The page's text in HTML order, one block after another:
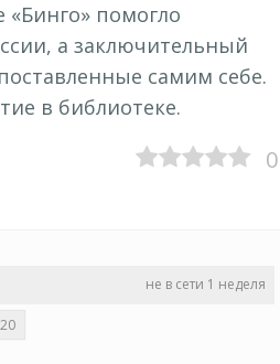
помогло
а заключительный
самим себе.
в библиотеке.
0
не в сети 1 неделя